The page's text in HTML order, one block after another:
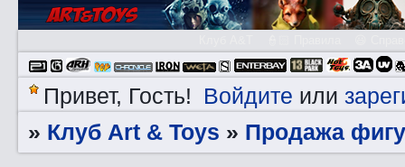
Привет, Гость! Войдите или
» Клуб Art & Toys » Продажа